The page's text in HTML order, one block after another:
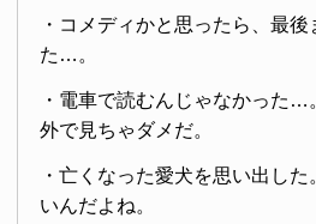
・コメディかと思ったら、最
た…。
・電車で読むんじゃなかった…
外で見ちゃダメだ。
・亡くなった愛犬を思い出し
いんだよね。